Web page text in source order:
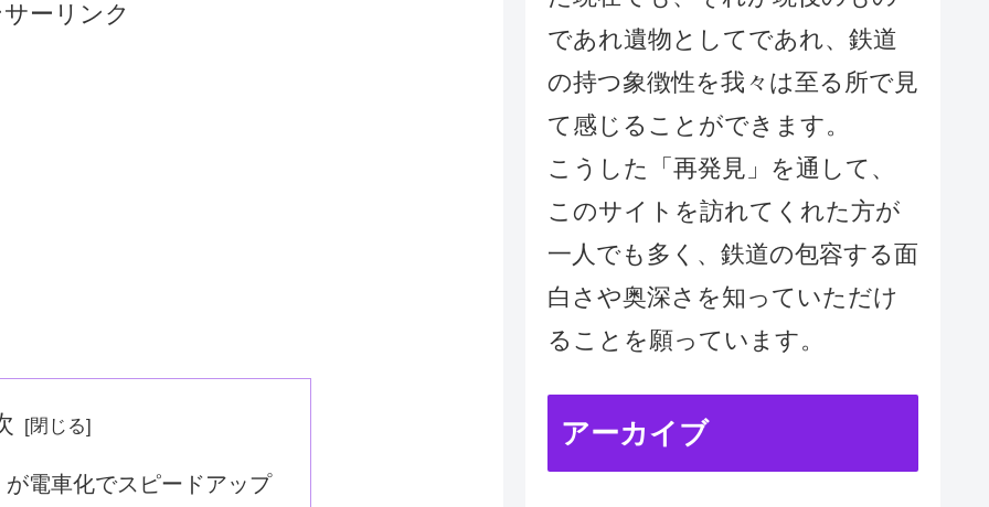
ーリンク
電車化でスピードアップ
であれ遺物としてであれ、鉄道
の持つ象徴性を我々は至る所で見
て感じることができます。
こうした「再発見」を通して、
このサイトを訪れてくれた方が
一人でも多く、鉄道の包容する面
白さや奥深さを知っていただけ
ることを願っています。
アーカイブ